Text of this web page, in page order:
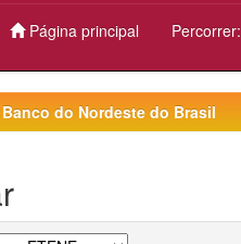
Página principal Percorrer:
Banco do Nordeste do Brasil